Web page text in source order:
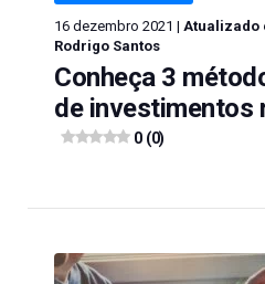
16 dezembro 2021 | Atualizado
Rodrigo Santos
Conheça 3
de investimentos
0 (0)